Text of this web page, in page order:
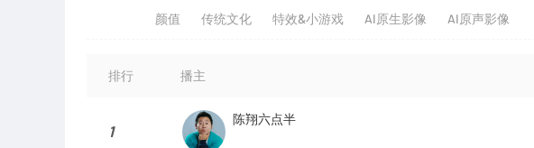
颜值
传统文化 特效&小游戏 AI原生影像 AI原声影像
排行 播主
1
陈翔六点半